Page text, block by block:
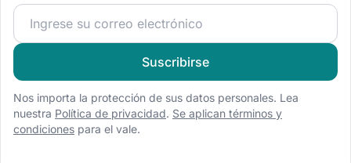
Islas Vírgenes Británicas
Split
Atenas
Amalfi
¡Únete a nuestra comunidad náutica y recibe contenido
Suscribirse
Nos importa la protección de sus datos personales. Lea
nuestra Política de privacidad. Se aplican términos y
condiciones para el vale.